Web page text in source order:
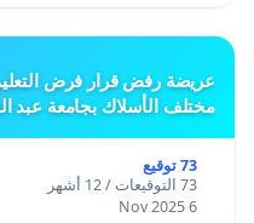
عريضة رفض قرار فرض
مختلف الأسلاك بجامعة عبد
73 توقيع
73 التوقيعات / 12 أشهر
6 Nov 2025